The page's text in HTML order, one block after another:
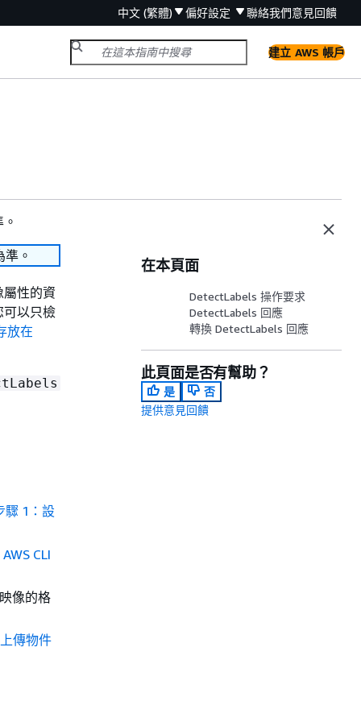
中文 (繁體) 偏好設定 聯絡我們意見回饋
建立 AWS 帳戶
。
性的資
可以只檢
放在
驟 1：設
CLI
像的格
上傳物件
在本頁面
DetectLabels 操作要求
DetectLabels 回應
轉換 DetectLabels 回應
此頁面是否有幫助？
是
否
提供意見回饋